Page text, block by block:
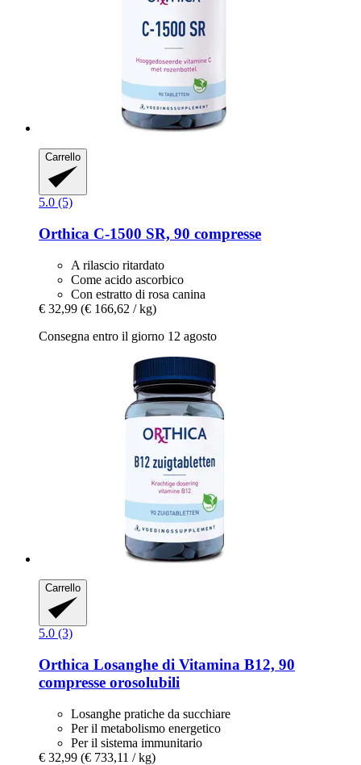
Carrello
5.0 (5)
Orthica C-​1500 SR, 90 compresse
A rilascio ritardato
Come acido ascorbico
Con estratto di rosa canina
€ 32,99 (€ 166,62 / kg)
Consegna entro il giorno 12 agosto
Carrello
5.0 (3)
Orthica Losanghe di Vitamina B12, 90
compresse orosolubili
Losanghe pratiche da succhiare
Per il metabolismo energetico
Per il sistema immunitario
€ 32,99 (€ 733,11 / kg)